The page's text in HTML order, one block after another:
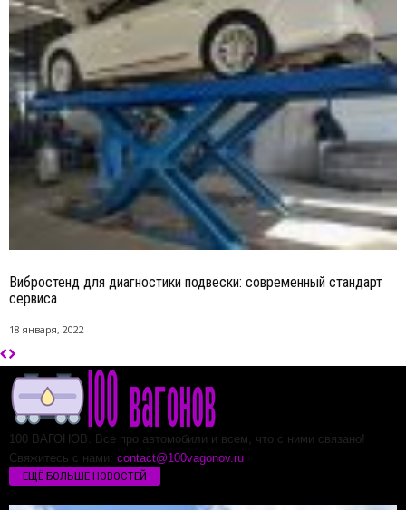
Вибростенд для диагностики подвески: современный стандарт
сервиса
18 января, 2022
100 ВАГОНОВ. Все про автомобили и всем, что с ними связано!
Свяжитесь с нами: contact@100vagonov.ru
ЕЩЁ БОЛЬШЕ НОВОСТЕЙ